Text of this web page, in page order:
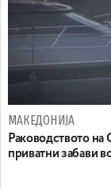
МАКЕДОНИЈА
Раководството на
приватни забави